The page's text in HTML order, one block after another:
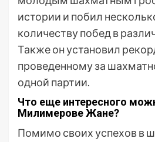
истории и побил
количеству побед в
Также он установил
проведенному за
одной партии.
Что еще интересного
Милимерове Жане?
Помимо своих успехов в